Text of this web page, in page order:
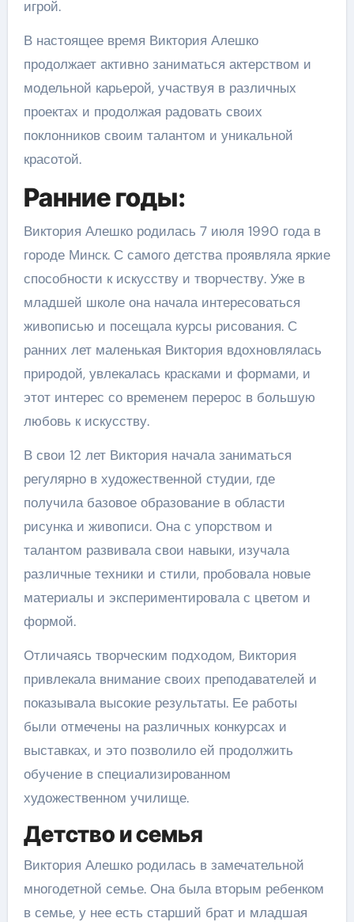
игрой.
В настоящее время Виктория Алешко
продолжает активно заниматься актерством и
модельной карьерой, участвуя в различных
проектах и продолжая радовать своих
поклонников своим талантом и уникальной
красотой.
Ранние годы:
Виктория Алешко родилась 7 июля 1990 года в
городе Минск. С самого детства проявляла яркие
способности к искусству и творчеству. Уже в
младшей школе она начала интересоваться
живописью и посещала курсы рисования. С
ранних лет маленькая Виктория вдохновлялась
природой, увлекалась красками и формами, и
этот интерес со временем перерос в большую
любовь к искусству.
В свои 12 лет Виктория начала заниматься
регулярно в художественной студии, где
получила базовое образование в области
рисунка и живописи. Она с упорством и
талантом развивала свои навыки, изучала
различные техники и стили, пробовала новые
материалы и экспериментировала с цветом и
формой.
Отличаясь творческим подходом, Виктория
привлекала внимание своих преподавателей и
показывала высокие результаты. Ее работы
были отмечены на различных конкурсах и
выставках, и это позволило ей продолжить
обучение в специализированном
художественном училище.
Детство и семья
Виктория Алешко родилась в замечательной
многодетной семье. Она была вторым ребенком
в семье, у нее есть старший брат и младшая